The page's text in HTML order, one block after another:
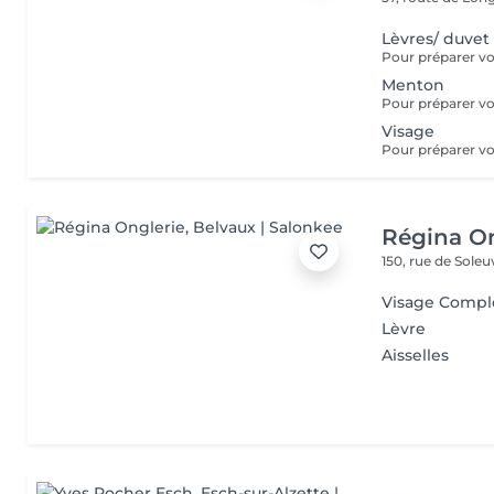
Lèvres/ duvet
Menton
Visage
Régina
150, rue de
Visage
Lèvre
Aisselles